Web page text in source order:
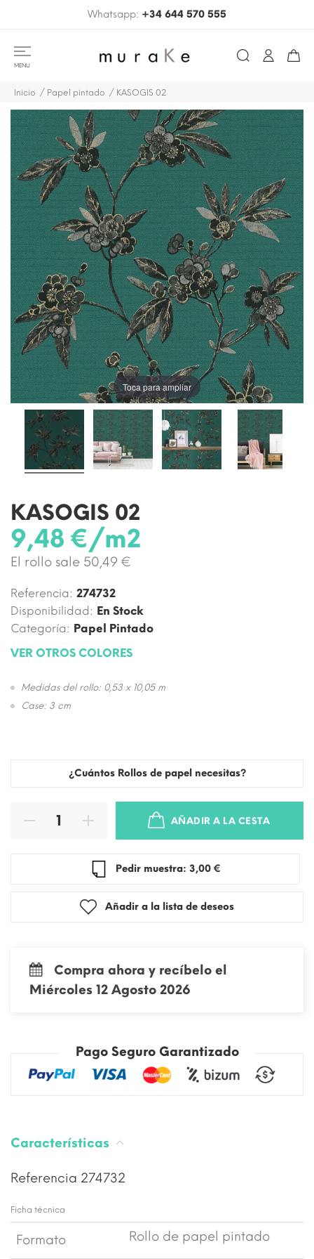
Whatsapp: +34 644 570 555
MENU
Inicio Papel pintado KASOGIS 02
Toca para ampliar
KASOGIS 02
9,48 €/m2
El rollo sale 50,49 €
Referencia: 274732
Disponibilidad: En Stock
Categoría: Papel Pintado
VER OTROS COLORES
Medidas del rollo: 0,53 x 10,05 m
Case: 3 cm
¿Cuántos Rollos de papel necesitas?
AÑADIR A LA CESTA
Pedir muestra: 3,00 €
Añadir a la lista de deseos
Compra ahora y recíbelo el
Miércoles 12 Agosto 2026
Pago Seguro Garantizado
Características
Referencia 274732
Ficha técnica
Formato Rollo de papel pintado